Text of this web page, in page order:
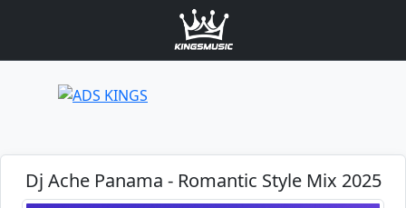
Dj Ache Panama - Romantic Style Mix 2025